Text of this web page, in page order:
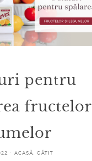
pentru
fructelor
- ACASĂ GĂTIT